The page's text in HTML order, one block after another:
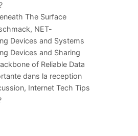
The Surface
NET-
im
Devices and Systems
Devices and Sharing
of Reliable Data
dans la reception
Internet Tech Tips